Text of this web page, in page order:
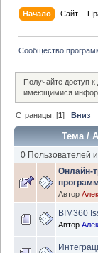
Начало Сайт
Сообщество
Получайте доступ
имеющимися
Страницы: [1]Вниз
Тема /
0 Пользователей
Онлайн-
Автор
BIM360
Автор